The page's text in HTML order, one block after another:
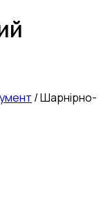
/Шарнірно-